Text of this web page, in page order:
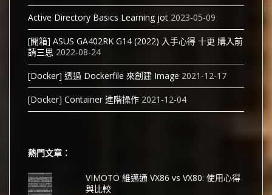
Active Directory Basics Learning jot 2023-05-09
[開箱] ASUS GA402RK G14 (2022) 入手心得 十更 購入前
請三思 2022-08-24
[Docker] 透過 Dockerfile 來創建 Image 2021-12-17
[Docker] Container 進階操作 2021-12-04
熱門文章︰
VIMOTO 維邁通 VX86 vs VX80: 使用心得
與比較